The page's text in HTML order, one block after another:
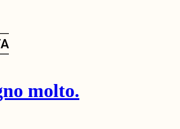
molto.